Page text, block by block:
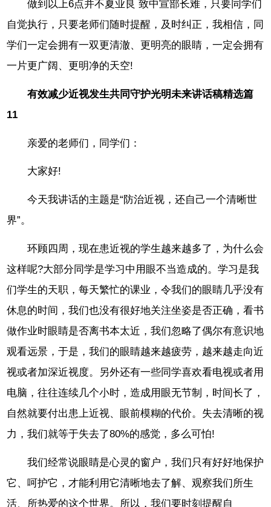
做到以上6点并不夏业良 致中宣部长难，只要同学们
自觉执行，只要老师们随时提醒，及时纠正，我相信，同
学们一定会拥有一双更清澈、更明亮的眼睛，一定会拥有
一片更广阔、更明净的天空!
有效减少近视发生共同守护光明未来讲话稿精选篇
11
亲爱的老师们，同学们：
大家好!
今天我讲话的主题是“防治近视，还自己一个清晰世
界”。
环顾四周，现在患近视的学生越来越多了，为什么会
这样呢?大部分同学是学习中用眼不当造成的。学习是我
们学生的天职，每天繁忙的课业，令我们的眼睛几乎没有
休息的时间，我们也没有很好地关注坐姿是否正确，看书
做作业时眼睛是否离书本太近，我们忽略了偶尔有意识地
观看远景，于是，我们的眼睛越来越疲劳，越来越走向近
视或者加深近视度。另外还有一些同学喜欢看电视或者用
电脑，往往连续几个小时，造成用眼无节制，时间长了，
自然就要付出患上近视、眼前模糊的代价。失去清晰的视
力，我们就等于失去了80%的感觉，多么可怕!
我们经常说眼睛是心灵的窗户，我们只有好好地保护
它、呵护它，才能利用它清晰地去了解、观察我们所生
活、所热爱的这个世界。所以，我们要时刻提醒自